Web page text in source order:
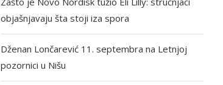
objašnjavaju šta stoji iza spora
Dženan Lončarević 11. septembra na Letnjoj
pozornici u Nišu